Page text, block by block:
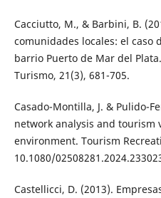
Cacciutto, M., & Barbini, B.
comunidades locales: el caso
barrio Puerto de Mar del
Turismo, 21(3), 681-705.
Casado-Montilla, J. & Pulido-
network analysis and tourism
environment. Tourism
10.1080/
Castellicci, D. (2013).